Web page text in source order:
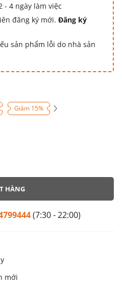
- 4 ngày làm việc
đăng ký mới. Đăng ký
sản phẩm lỗi do nhà sản
Giảm 15%
HÀNG
(7:30 - 22:00)
mới